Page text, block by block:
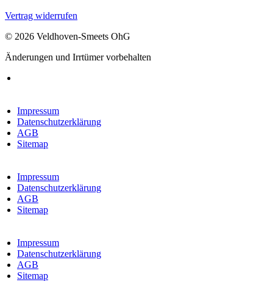
Vertrag widerrufen
© 2026 Veldhoven-Smeets OhG
Änderungen und Irrtümer vorbehalten
Impressum
Datenschutzerklärung
AGB
Sitemap
Impressum
Datenschutzerklärung
AGB
Sitemap
Impressum
Datenschutzerklärung
AGB
Sitemap